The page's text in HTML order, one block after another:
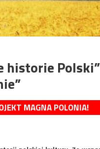
historie
MAGNA POLONIA!